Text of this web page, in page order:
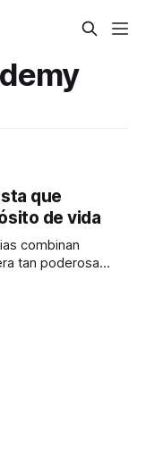
que
de vida
combinan
tan poderosa
Studio &